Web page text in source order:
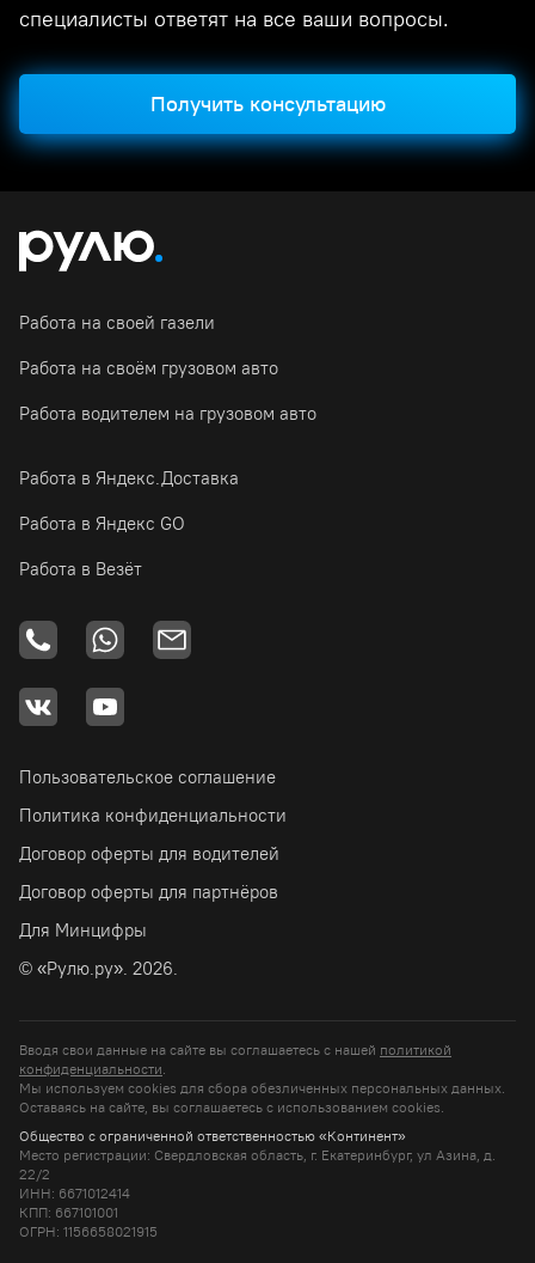
специалисты ответят на все ваши вопросы.
Получить консультацию
Работа на своей газели
Работа на своём грузовом авто
Работа водителем на грузовом авто
Работа в Яндекс.Доставка
Работа в Яндекс GO
Работа в Везёт
Пользовательское соглашение
Политика конфиденциальности
Договор оферты для водителей
Договор оферты для партнёров
Для Минцифры
© «Рулю.ру». 2026.
Вводя свои данные на сайте вы соглашаетесь с нашей политикой
конфиденциальности
Мы используем cookies для сбора обезличенных персональных данных.
Оставаясь на сайте, вы соглашаетесь c использованием cookies.
Общество с ограниченной ответственностью «Континент»
Место регистрации: Свердловская область, г. Екатеринбург, ул Азина, д.
22/2
ИНН: 6671012414
КПП: 667101001
ОГРН: 1156658021915